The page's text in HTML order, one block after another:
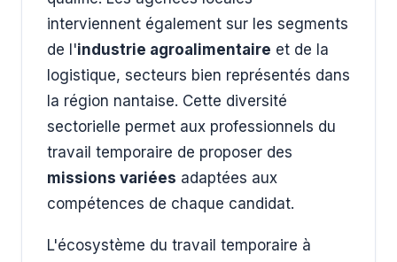
interviennent également sur les segments
de l'industrie agroalimentaire et de la
logistique, secteurs bien représentés dans
la région nantaise. Cette diversité
sectorielle permet aux professionnels du
travail temporaire de proposer des
missions variées adaptées aux
compétences de chaque candidat.
L'écosystème du travail temporaire à